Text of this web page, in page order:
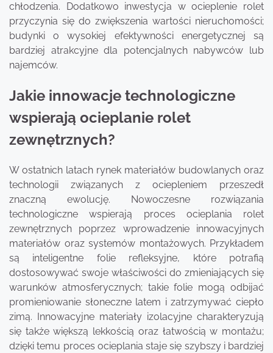
chłodzenia. Dodatkowo inwestycja w ocieplenie rolet
przyczynia się do zwiększenia wartości nieruchomości;
budynki o wysokiej efektywności energetycznej są
bardziej atrakcyjne dla potencjalnych nabywców lub
najemców.
Jakie innowacje technologiczne
wspierają ocieplanie rolet
zewnętrznych?
W ostatnich latach rynek materiałów budowlanych oraz
technologii związanych z ociepleniem przeszedł
znaczną ewolucję. Nowoczesne rozwiązania
technologiczne wspierają proces ocieplania rolet
zewnętrznych poprzez wprowadzenie innowacyjnych
materiałów oraz systemów montażowych. Przykładem
są inteligentne folie refleksyjne, które potrafią
dostosowywać swoje właściwości do zmieniających się
warunków atmosferycznych; takie folie mogą odbijać
promieniowanie słoneczne latem i zatrzymywać ciepło
zimą. Innowacyjne materiały izolacyjne charakteryzują
się także większą lekkością oraz łatwością w montażu;
dzięki temu proces ocieplania staje się szybszy i bardziej